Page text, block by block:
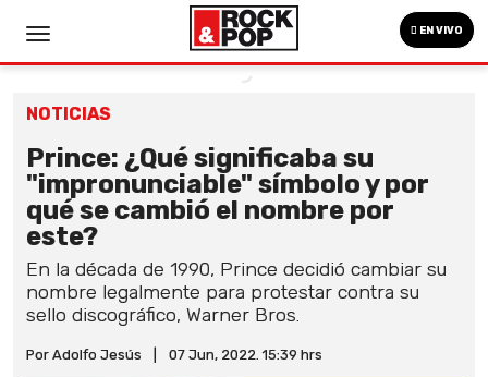
EN VIVO
NOTICIAS
Prince: ¿Qué significaba su
"impronunciable" símbolo y por
qué se cambió el nombre por
este?
En la década de 1990, Prince decidió cambiar su
nombre legalmente para protestar contra su
sello discográfico, Warner Bros.
Por Adolfo Jesús 07 Jun, 2022. 15:39 hrs